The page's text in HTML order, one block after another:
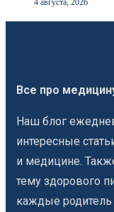
4 августа, 2026
Все про
Наш блог
интересные
и медицине.
тему здорового
каждые